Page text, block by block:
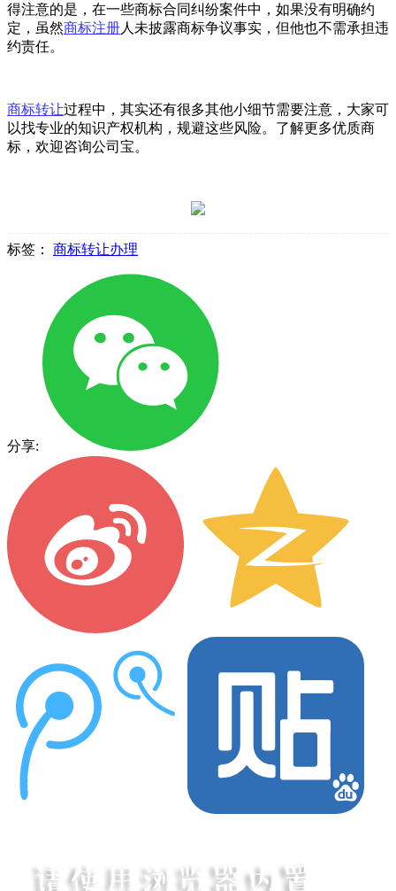
得注意的是，在一些商标合同纠纷案件中，如果没有明确约
定，虽然商标注册人未披露商标争议事实，但他也不需承担违
约责任。
商标转让过程中，其实还有很多其他小细节需要注意，大家可
以找专业的知识产权机构，规避这些风险。了解更多优质商
标，欢迎咨询公司宝。
标签： 商标转让办理
分享: